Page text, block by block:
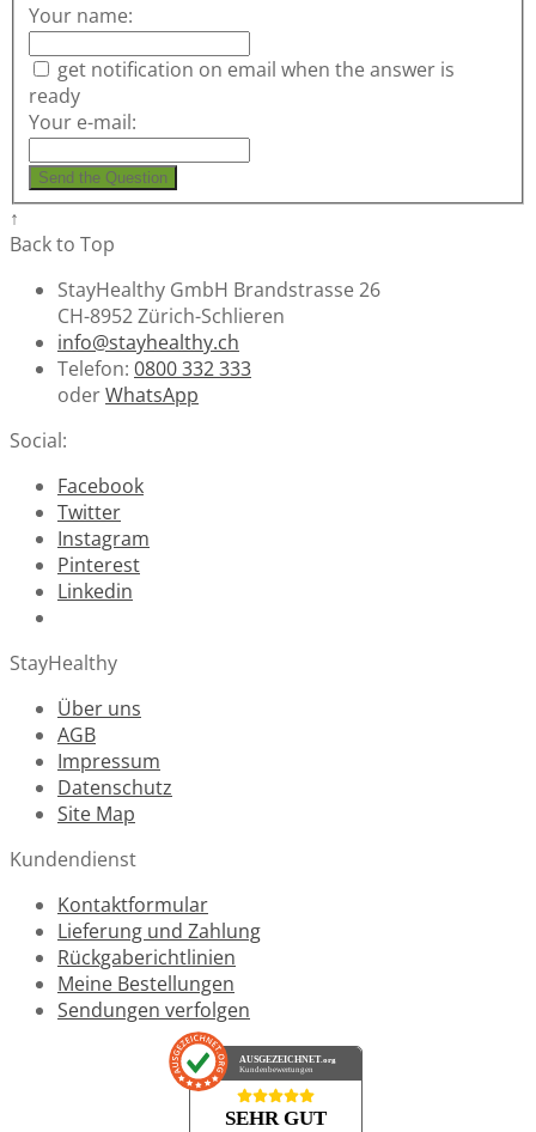
Your name:
get notification on email when the answer is
ready
Your e-mail:
Send the Question
↑
Back to Top
StayHealthy GmbH Brandstrasse 26
CH-8952 Zürich-Schlieren
info@stayhealthy.ch
Telefon: 0800 332 333
oderWhatsApp
Social:
Facebook
Twitter
Instagram
Pinterest
Linkedin
StayHealthy
Über uns
AGB
Impressum
Datenschutz
Site Map
Kundendienst
Kontaktformular
Lieferung und Zahlung
Rückgaberichtlinien
Meine Bestellungen
Sendungen verfolgen
AUSGEZEICHNET.org
Kundenbewertungen
SEHR GUT